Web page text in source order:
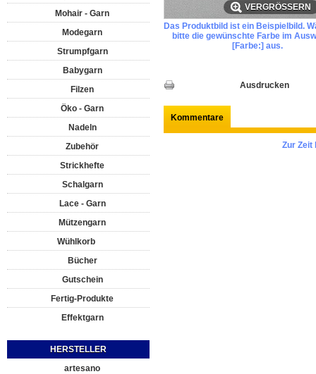
Mohair - Garn
Modegarn
Strumpfgarn
Babygarn
Filzen
Öko - Garn
Nadeln
Zubehör
Strickhefte
Schalgarn
Lace - Garn
Mützengarn
Wühlkorb
Bücher
Gutschein
Fertig-Produkte
Effektgarn
HERSTELLER
artesano
VERGRÖSSERN
Das Produktbild ist ein Beispielbild.
bitte die gewünschte Farbe im
[Farbe:] aus.
Ausdrucken
Kommentare
Zur Zeit